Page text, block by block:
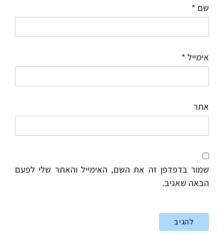
שם *
אימייל *
אתר
שמור בדפדפן זה את השם, האימייל והאתר שלי לפעם
הבאה שאגיב.